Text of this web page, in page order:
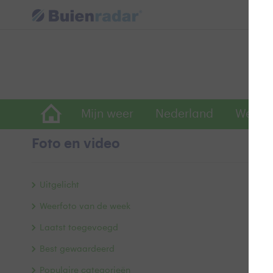
Mijn weer Nederland
Foto en video
Uitgelicht
Weerfoto van de week
Laatst toegevoegd
Best gewaardeerd
Populaire categorieën